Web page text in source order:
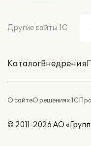
Другие сайты 1С
КаталогВнедрения
О сайтеО решениях 1С
© 2011-2026 АО